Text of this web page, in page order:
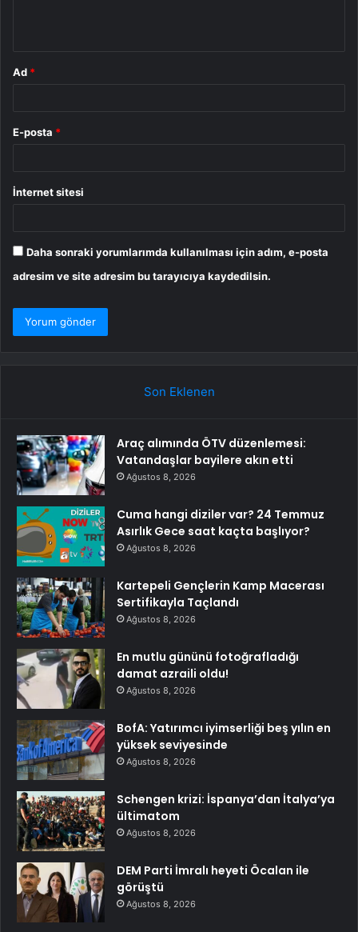
Ad *
E-posta *
İnternet sitesi
Daha sonraki yorumlarımda kullanılması için adım, e-posta
adresim ve site adresim bu tarayıcıya kaydedilsin.
Son Eklenen
Araç alımında ÖTV düzenlemesi:
Vatandaşlar bayilere akın etti
Ağustos 8, 2026
Cuma hangi diziler var? 24 Temmuz
Asırlık Gece saat kaçta başlıyor?
Ağustos 8, 2026
Kartepeli Gençlerin Kamp Macerası
Sertifikayla Taçlandı
Ağustos 8, 2026
En mutlu gününü fotoğrafladığı
damat azraili oldu!
Ağustos 8, 2026
BofA: Yatırımcı iyimserliği beş yılın en
yüksek seviyesinde
Ağustos 8, 2026
Schengen krizi: İspanya’dan İtalya’ya
ültimatom
Ağustos 8, 2026
DEM Parti İmralı heyeti Öcalan ile
görüştü
Ağustos 8, 2026